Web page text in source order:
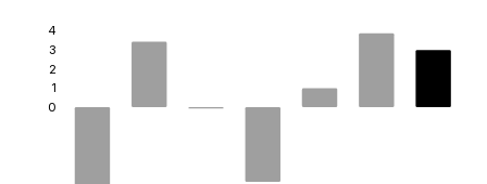
0
1
2
3
4